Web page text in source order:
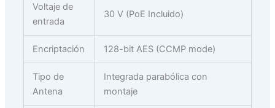
Voltaje de
entrada
30 V (PoE Incluido)
Encriptación 128-bit AES (CCMP mode)
Tipo de
Antena
Integrada parabólica con
montaje